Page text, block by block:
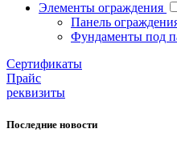
Элементы ограждения
Панель
Фундаменты под
Cертификаты
Прайс
реквизиты
Последние новости